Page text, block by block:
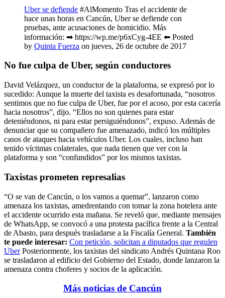
Uber se defiende #AlMomento Tras el accidente de
hace unas horas en Cancún, Uber se defiende con
pruebas, ante acusaciones de homicidio. Más
información: ➡ https://wp.me/p6xCyg-4EE ⬅ Posted
by Quinta Fuerza on jueves, 26 de octubre de 2017
No fue culpa de Uber, según conductores
David Velázquez, un conductor de la plataforma, se expresó por lo
sucedido: Aunque la muerte del taxista es desafortunada, “nosotros
sentimos que no fue culpa de Uber, fue por el acoso, por esta cacería
hacia nosotros”, dijo. “Ellos no son quienes para estar
deteniéndonos, ni para estar persiguiéndonos”, expuso. Además de
denunciar que su compañero fue amenazado, indicó los múltiples
casos de ataques hacia vehículos Uber. Los cuales, incluso han
tenido víctimas colaterales, que nada tienen que ver con la
plataforma y son “confundidos” por los mismos taxistas.
Taxistas prometen represalias
“O se van de Cancún, o los vamos a quemar”, lanzaron como
amenaza los taxistas, amedrentando con tomar la zona hotelera ante
el accidente ocurrido esta mañana. Se reveló que, mediante mensajes
de WhatsApp, se convocó a una protesta pacífica frente a la Central
de Abasto, para después trasladarse a la Fiscalía General. También
te puede interesar: Con petición, solicitan a diputados que regulen
UberPosteriormente, los taxistas del sindicato Andrés Quintana Roo
se trasladaron al edificio del Gobierno del Estado, donde lanzaron la
amenaza contra choferes y socios de la aplicación.
Más noticias de Cancún